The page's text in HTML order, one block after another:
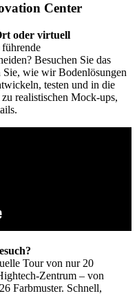
Center
oder virtuell
Besuchen Sie das
wie wir Bodenlösungen
testen und in die
realistischen Mock-ups,
Tour von nur 20
Zentrum – von
Farbmuster. Schnell,